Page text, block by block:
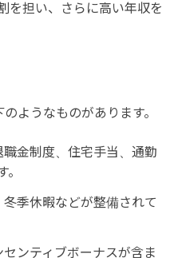
を担い、さらに高い年収を
ようなものがあります。
金制度、住宅手当、通勤
季休暇などが整備されて
ンティブボーナスが含ま